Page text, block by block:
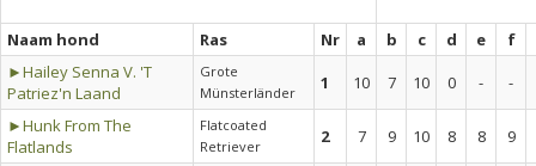
Naam hond Ras Nr a b c d e f
►Hailey Senna V. 'T
Patriez'n Laand
Grote
Münsterländer
1 10 7 10 0 -
-
►Hunk From The
Flatlands
Flatcoated
Retriever
2 7 9 10 8 8
9